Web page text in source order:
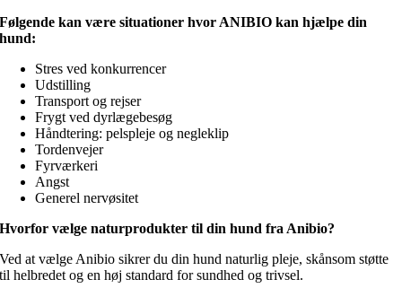
Følgende kan være situationer hvor ANIBIO kan hjælpe din
hund:
Stres ved konkurrencer
Udstilling
Transport og rejser
Frygt ved dyrlægebesøg
Håndtering: pelspleje og negleklip
Tordenvejer
Fyrværkeri
Angst
Generel nervøsitet
Hvorfor vælge naturprodukter til din hund fra Anibio?
Ved at vælge Anibio sikrer du din hund naturlig pleje, skånsom støtte
til helbredet og en høj standard for sundhed og trivsel.